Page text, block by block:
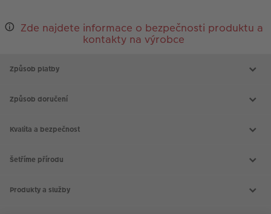
Zde najdete informace o bezpečnosti produktu a
kontakty na výrobce
Způsob platby
Způsob doručení
Kvalita a bezpečnost
Šetříme přírodu
Produkty a služby